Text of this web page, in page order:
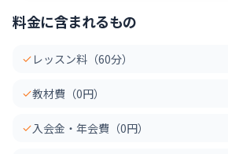
料金に含まれるもの
レッスン料（60分）
教材費（0円）
入会金・年会費（0円）